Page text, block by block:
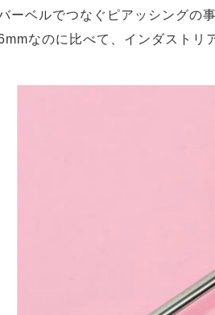
ーベルでつなぐピアッシングの
なのに比べて、インダストリ